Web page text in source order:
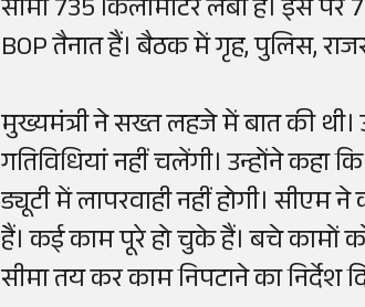
सीमा 735 किलोमीटर लंबी है। इस
BOP तैनात हैं। बैठक में गृह, पुलिस,
मुख्यमंत्री ने सख्त लहजे में बात की थी।
गतिविधियां नहीं चलेंगी। उन्होंने
ड्यूटी में लापरवाही नहीं होगी। सीएम
हैं। कई काम पूरे हो चुके हैं। बचे कामों
सीमा तय कर काम निपटाने का निर्देश